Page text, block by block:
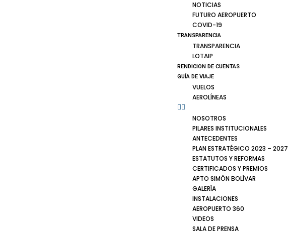
NOTICIAS
FUTURO AEROPUERTO
COVID-19
TRANSPARENCIA
TRANSPARENCIA
LOTAIP
RENDICION DE CUENTAS
GUÍA DE VIAJE
VUELOS
AEROLÍNEAS
NOSOTROS
PILARES INSTITUCIONALES
ANTECEDENTES
PLAN ESTRATÉGICO 2023 – 2027
ESTATUTOS Y REFORMAS
CERTIFICADOS Y PREMIOS
APTO SIMÓN BOLÍVAR
GALERÍA
INSTALACIONES
AEROPUERTO 360
VIDEOS
SALA DE PRENSA